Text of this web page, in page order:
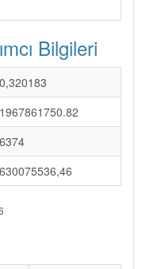
Bilgileri
0,320183
1967861750.82
6374
630075536,46